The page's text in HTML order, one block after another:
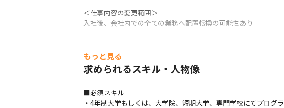
＜仕事内容の変更範囲＞
入社後、会社内での全ての業務へ配置転換の可能性あり
もっと見る
求められるスキル・人物像
■必須スキル
・4年制大学もしくは、大学院、短期大学、専門学校にてプログ